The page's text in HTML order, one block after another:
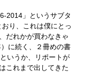
2014」というサブタ
おり、これは僕にとっ
だれかが買わなきゃ
に続く、２冊めの書
いうか、リポートが
これまで出してきた